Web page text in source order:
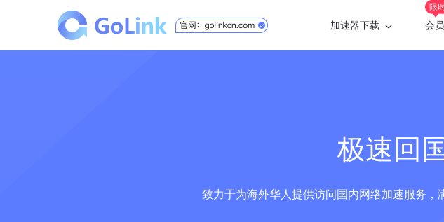
加速器下载
iOS版
TV版
限
会
极速回
致力于为海外华人提供访问国内网络加速服务，